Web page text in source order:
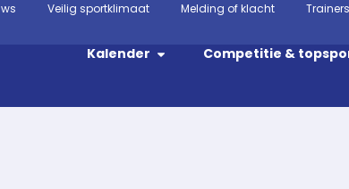
Veilig sportklimaat Melding of klacht
Kalender Competitie &